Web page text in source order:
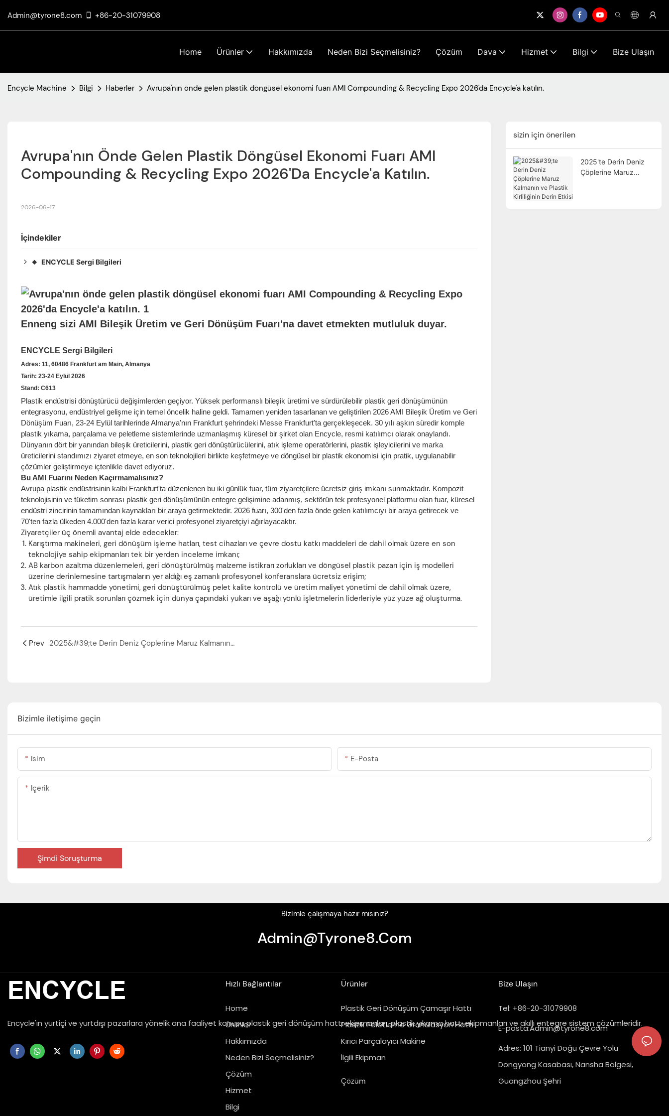
Admin@tyrone8.com +86-20-31079908
Home Ürünler Hakkımızda Neden Bizi Seçmelisiniz? Çözüm Dava Hizmet Bilgi Bize Ulaşın
Encycle Machine Bilgi Haberler Avrupa'nın önde gelen plastik döngüsel ekonomi fuarı AMI Compounding & Recycling Expo 2026'da Encycle'a katılın.
Avrupa'nın Önde Gelen Plastik Döngüsel Ekonomi Fuarı AMI
Compounding & Recycling Expo 2026'da Encycle'a Katılın.
2026-06-17
İçindekiler
◆ ENCYCLE Sergi Bilgileri
Tarih: 23-24 Eylül 2026
Stand: C613
Enneng sizi AMI Bileşik Üretim ve Geri Dönüşüm Fuarı'na davet etmekten mutluluk duyar.
ENCYCLE Sergi Bilgileri
Adres: 11, 60486 Frankfurt am Main, Almanya
Tarih: 23-24 Eylül 2026
Stand: C613
Plastik endüstrisi dönüştürücü değişimlerden geçiyor. Yüksek performanslı bileşik üretimi ve sürdürülebilir plastik geri dönüşümünün
entegrasyonu, endüstriyel gelişme için temel öncelik haline geldi. Tamamen yeniden tasarlanan ve geliştirilen 2026 AMI Bileşik Üretim ve Geri
Dönüşüm Fuarı, 23-24 Eylül tarihlerinde Almanya'nın Frankfurt şehrindeki Messe Frankfurt'ta gerçekleşecek. 30 yılı aşkın süredir komple
plastik yıkama, parçalama ve peletleme sistemlerinde uzmanlaşmış küresel bir şirket olan Encycle, resmi katılımcı olarak onaylandı.
Dünyanın dört bir yanından bileşik üreticilerini, plastik geri dönüştürücülerini, atık işleme operatörlerini, plastik işleyicilerini ve marka
üreticilerini standımızı ziyaret etmeye, en son teknolojileri birlikte keşfetmeye ve döngüsel bir plastik ekonomisi için pratik, uygulanabilir
çözümler geliştirmeye içtenlikle davet ediyoruz.
Bu AMI Fuarını Neden Kaçırmamalısınız?
Avrupa plastik endüstrisinin kalbi Frankfurt'ta düzenlenen bu iki günlük fuar, tüm ziyaretçilere ücretsiz giriş imkanı sunmaktadır. Kompozit
teknolojisinin ve tüketim sonrası plastik geri dönüşümünün entegre gelişimine adanmış, sektörün tek profesyonel platformu olan fuar, küresel
endüstri zincirinin tamamından kaynakları bir araya getirmektedir. 2026 fuarı, 300'den fazla önde gelen katılımcıyı bir araya getirecek ve
70'ten fazla ülkeden 4.000'den fazla karar verici profesyonel ziyaretçiyi ağırlayacaktır.
Ziyaretçiler üç önemli avantaj elde edecekler:
Karıştırma makineleri, geri dönüşüm işleme hatları, test cihazları ve çevre dostu katkı maddeleri de dahil olmak üzere en son
teknolojiye sahip ekipmanları tek bir yerden inceleme imkanı;
AB karbon azaltma düzenlemeleri, geri dönüştürülmüş malzeme istikrarı zorlukları ve döngüsel plastik pazarı için iş modelleri
üzerine derinlemesine tartışmaların yer aldığı eş zamanlı profesyonel konferanslara ücretsiz erişim;
Atık plastik hammadde yönetimi, geri dönüştürülmüş pelet kalite kontrolü ve üretim maliyet yönetimi de dahil olmak üzere,
üretimle ilgili pratik sorunları çözmek için dünya çapındaki yukarı ve aşağı yönlü işletmelerin liderleriyle yüz yüze ağ oluşturma.
Prev 2025&#39;te Derin Deniz Çöplerine Maruz Kalmanın ve Plastik Kirliliğinin Derin Etkisi
sizin için önerilen
2025'te Derin Deniz
Çöplerine Maruz
Bizimle iletişime geçin
Isim E-Posta
Içerik
Şimdi Soruşturma
Bizimle çalışmaya hazır mısınız?
Admin@tyrone8.com
ENCYCLE
Encycle'ın yurtiçi ve yurtdışı pazarlara yönelik ana faaliyet konusu plastik geri dönüşüm hattı ekipmanları, plastik yıkama hattı ekipmanları ve akıllı entegre sistem çözümleridir.
Hızlı Bağlantılar
Home
Ürünler
Hakkımızda
Neden Bizi Seçmelisiniz?
Çözüm
Hizmet
Bilgi
Ürünler
Plastik Geri Dönüşüm Çamaşır Hattı
Plastik Peletleme Granülasyon Hattı
Kırıcı Parçalayıcı Makine
İlgili Ekipman
Çözüm
Bize Ulaşın
Tel: +86-20-31079908
E-posta:Admin@tyrone8.com
Adres: 101 Tianyi Doğu Çevre Yolu
Dongyong Kasabası, Nansha Bölgesi,
Guangzhou Şehri